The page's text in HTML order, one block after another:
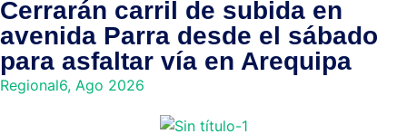
Cerrarán carril de subida en
avenida Parra desde el sábado
para asfaltar vía en Arequipa
Regional6, Ago 2026